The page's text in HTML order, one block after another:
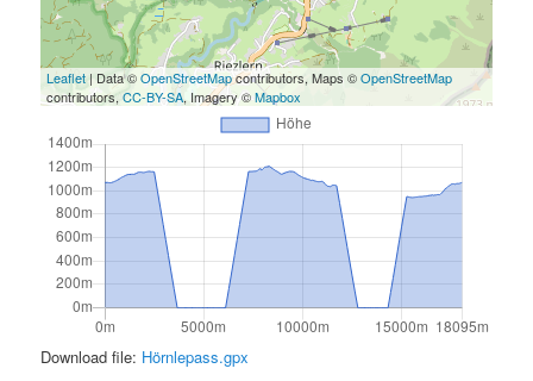
Leaflet | Data ©OpenStreetMapcontributors, Maps ©OpenStreetMap
contributors,CC-BY-SA, Imagery ©Mapbox
Download file: Hörnlepass.gpx